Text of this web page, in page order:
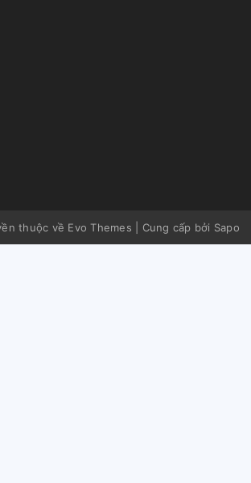
thuộc về Evo Themes Cung cấp bởi Sapo